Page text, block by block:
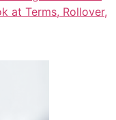
at Terms, Rollover,